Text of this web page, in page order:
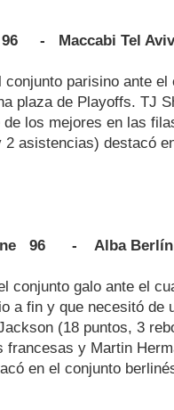
96 - Maccabi Tel
conjunto parisino ante
plaza de Playoffs. TJ
los mejores en las
2 asistencias) destacó
96 - Alba
conjunto galo ante el
a fin y que necesitó de
(18 puntos, 3
francesas y Martin
en el conjunto